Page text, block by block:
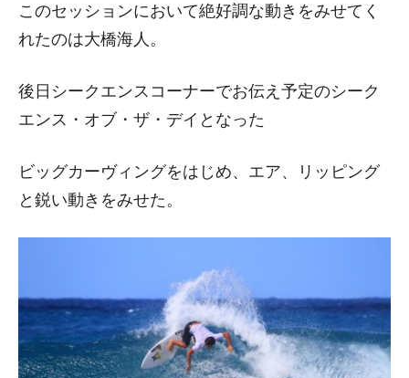
このセッションにおいて絶好調な動きをみせてく
れたのは大橋海人。
後日シークエンスコーナーでお伝え予定のシーク
エンス・オブ・ザ・デイとなった
ビッグカーヴィングをはじめ、エア、リッピング
と鋭い動きをみせた。